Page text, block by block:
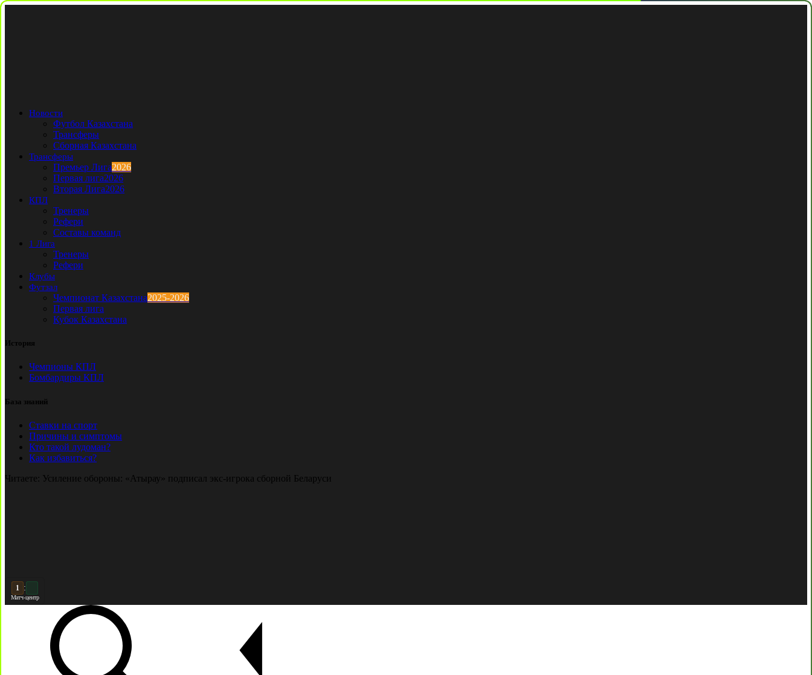
Новости
Футбол Казахстана
Трансферы
Сборная Казахстана
Трансферы
Премьер Лига2026
Первая лига2026
Вторая Лига2026
КПЛ
Тренеры
Рефери
Составы команд
1 Лига
Тренеры
Рефери
Клубы
Футзал
Чемпионат Казахстана2025-2026
Первая лига
Кубок Казахстана
История
Чемпионы КПЛ
Бомбардиры КПЛ
База знаний
Ставки на спорт
Причины и симптомы
Кто такой лудоман?
Как избавиться?
Читаете: Усиление обороны: «Атырау» подписал экс-игрока сборной Беларуси
:
Матч-центр